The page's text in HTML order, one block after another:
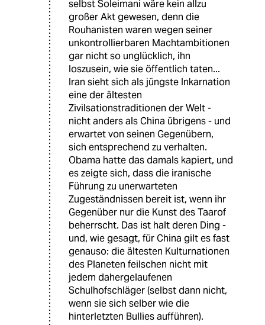
selbst Soleimani wäre kein allzu
großer Akt gewesen, denn die
Rouhanisten waren wegen seiner
unkontrollierbaren Machtambitionen
gar nicht so unglücklich, ihn
loszusein, wie sie öffentlich taten...
Iran sieht sich als jüngste Inkarnation
eine der ältesten
Zivilsationstraditionen der Welt -
nicht anders als China übrigens - und
erwartet von seinen Gegenübern,
sich entsprechend zu verhalten.
Obama hatte das damals kapiert, und
es zeigte sich, dass die iranische
Führung zu unerwarteten
Zugeständnissen bereit ist, wenn ihr
Gegenüber nur die Kunst des Taarof
beherrscht. Das ist halt deren Ding -
und, wie gesagt, für China gilt es fast
genauso: die ältesten Kulturnationen
des Planeten feilschen nicht mit
jedem dahergelaufenen
Schulhofschläger (selbst dann nicht,
wenn sie sich selber wie die
hinterletzten Bullies aufführen).